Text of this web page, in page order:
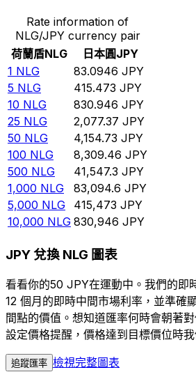
Rate information of
NLG/JPY currency pair
荷蘭盾NLG 日本圓JPY
1 NLG 83.0946 JPY
5 NLG 415.473 JPY
10 NLG 830.946 JPY
25 NLG 2,077.37 JPY
50 NLG 4,154.73 JPY
100 NLG 8,309.46 JPY
500 NLG 41,547.3 JPY
1,000 NLG 83,094.6 JPY
5,000 NLG 415,473 JPY
10,000 NLG 830,946 JPY
JPY 兌換 NLG 圖表
看看你的50 JPY在運動中。我們的即
12 個月的即時中間市場利率，並準確
間點的價值。想知道匯率何時會朝著
設定價格提醒，價格達到目標價位時我
追蹤匯率 檢視完整圖表